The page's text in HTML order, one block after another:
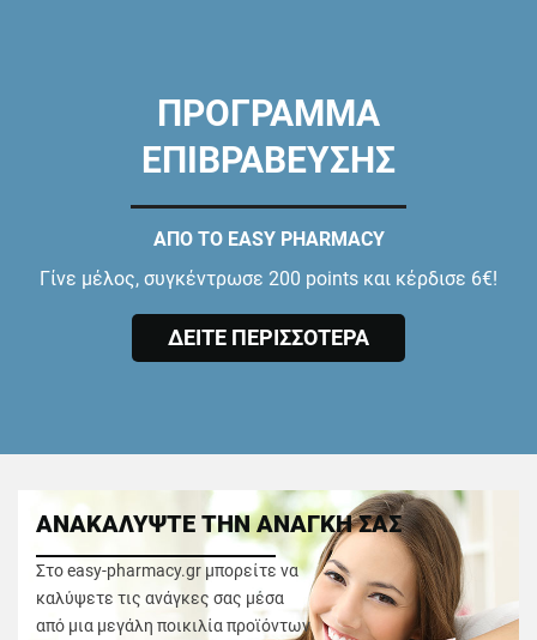
ΠΡΟΓΡΑΜΜΑ
ΕΠΙΒΡΑΒΕΥΣΗΣ
ΑΠΟ ΤΟ EASY PHARMACY
Γίνε μέλος, συγκέντρωσε 200 points και κέρδισε 6€!
ΔΕΙΤΕ ΠΕΡΙΣΣΟΤΕΡΑ
ΑΝΑΚΑΛΥΨΤΕ ΤΗΝ ΑΝΑΓΚΗ ΣΑΣ
Στο easy-pharmacy.gr μπορείτε να
καλύψετε τις ανάγκες σας μέσα
από μια μεγάλη ποικιλία προϊόντων